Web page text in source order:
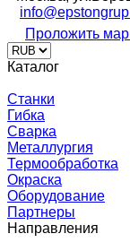
Проложить
Каталог
Станки
Гибка
Сварка
Металлургия
Термообработка
Окраска
Оборудование
Партнеры
Направления